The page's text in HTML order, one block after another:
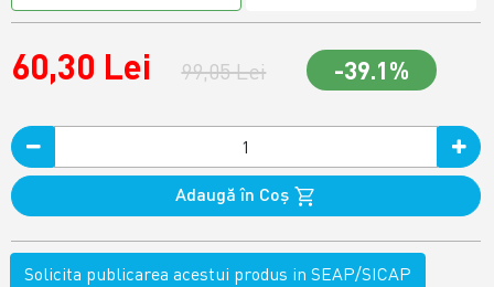
60,30 Lei 99,05 Lei -39.1%
Adaugă în Coş
Solicita publicarea acestui produs in SEAP/SICAP